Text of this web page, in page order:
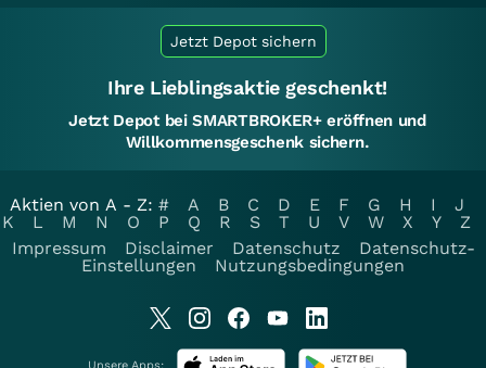
Jetzt Depot sichern
Ihre Lieblingsaktie geschenkt!
Jetzt Depot bei SMARTBROKER+ eröffnen und
Willkommensgeschenk sichern.
Aktien von A - Z: # A B C D E F G H I
J
K
L M N O P Q R S T U V W X Y
Z
Impressum
Disclaimer Datenschutz
Datenschutz-
Einstellungen
Nutzungsbedingungen